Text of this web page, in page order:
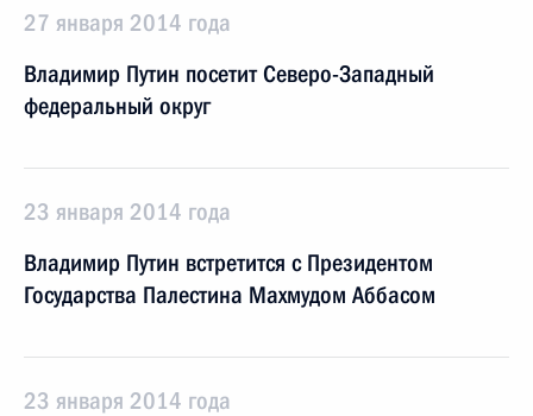
27 января 2014 года
Владимир Путин посетит Северо-Западный
федеральный округ
23 января 2014 года
Владимир Путин встретится с Президентом
Государства Палестина Махмудом Аббасом
23 января 2014 года